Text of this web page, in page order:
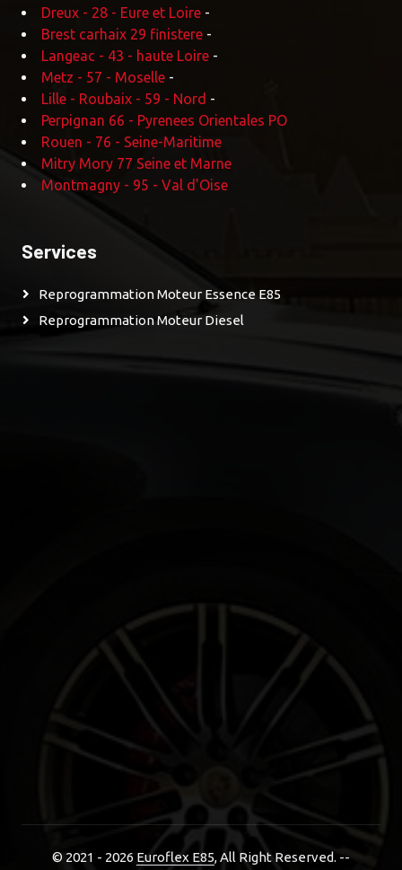
Dreux - 28 - Eure et Loire -
Brest carhaix 29 finistere -
Langeac - 43 - haute Loire -
Metz - 57 - Moselle -
Lille - Roubaix - 59 - Nord -
Perpignan 66 - Pyrenees Orientales PO
Rouen - 76 - Seine-Maritime
Mitry Mory 77 Seine et Marne
Montmagny - 95 - Val d'Oise
Services
Reprogrammation Moteur Essence E85
Reprogrammation Moteur Diesel
© 2021 - 2026 Euroflex E85, All Right Reserved. --